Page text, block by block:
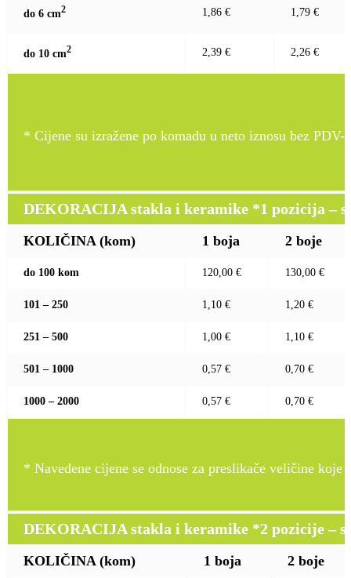
do 6 cm2 1,86 € 1,79 €
do 10 cm2 2,39 € 2,26 €
* Cijene su izražene po komadu u neto iznosu bez PDV-
DEKORACIJA stakla i keramike *1 pozicija –
KOLIČINA (kom) 1 boja 2 boje
do 100 kom 120,00 € 130,00 €
101 – 250 1,10 € 1,20 €
251 – 500 1,00 € 1,10 €
501 – 1000 0,57 € 0,70 €
1000 – 2000 0,57 € 0,70 €
* Navedene cijene se odnose za preslikače veličine
DEKORACIJA stakla i keramike *2 pozicije –
KOLIČINA (kom) 1 boja 2 boje